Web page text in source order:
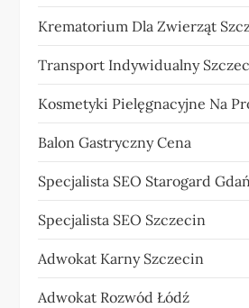
Krematorium Dla Zwierząt
Transport Indywidualny
Kosmetyki Pielęgnacyjne Na
Balon Gastryczny Cena
Specjalista SEO Starogard
Specjalista SEO Szczecin
Adwokat Karny Szczecin
Adwokat Rozwód Łódź